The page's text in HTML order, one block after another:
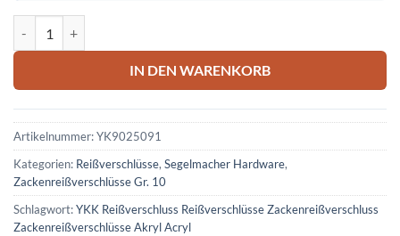
IN DEN WARENKORB
Artikelnummer:YK9025091
Kategorien: Reißverschlüsse, Segelmacher Hardware,
Zackenreißverschlüsse Gr. 10
Schlagwort:YKK Reißverschluss Reißverschlüsse Zackenreißverschluss
Zackenreißverschlüsse Akryl Acryl